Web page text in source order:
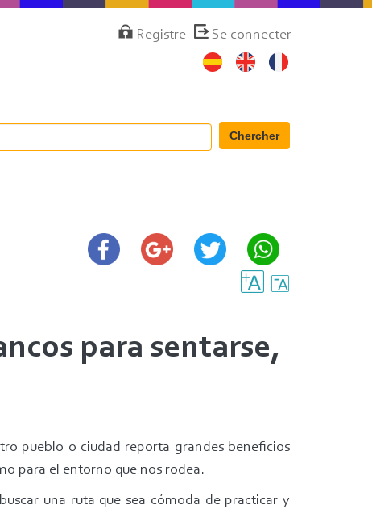
MenúRegistre Se connecter
Chercher
para sentarse,
pueblo o ciudad reporta grandes beneficios
para el entorno que nos rodea.
una ruta que sea cómoda de practicar y